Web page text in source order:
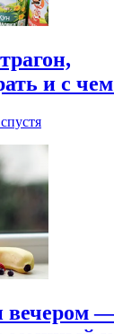
и с
вечером